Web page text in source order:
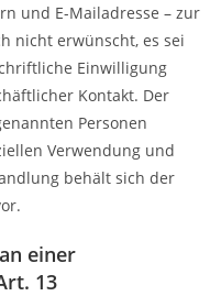
und E-Mailadresse – zur
nicht erwünscht, es sei
Einwilligung
Kontakt. Der
Personen
Verwendung und
behält sich der
einer
13